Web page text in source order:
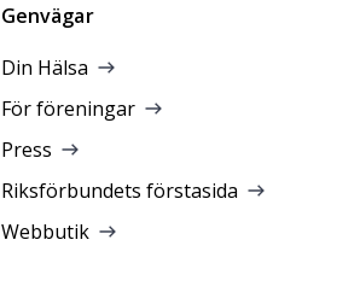
Genvägar
Din Hälsa
För föreningar
Press
Riksförbundets förstasida
Webbutik